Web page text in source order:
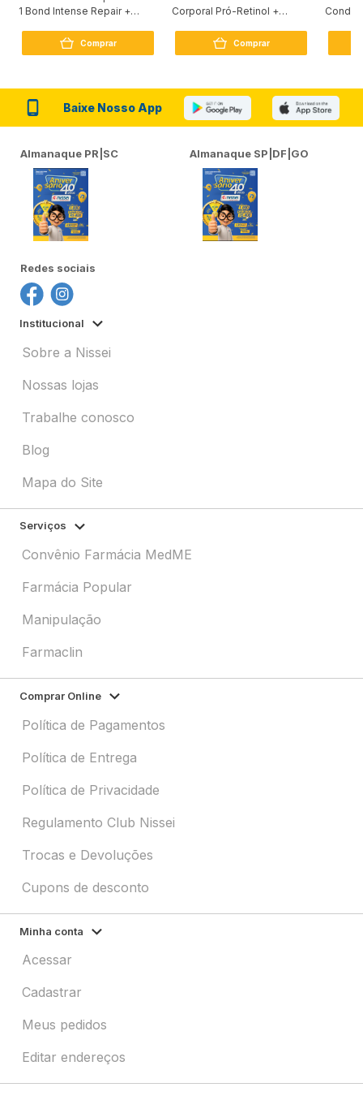
1 Bond Intense Repair +
Comprar
Corporal Pró-Retinol +
Comprar
Baixe Nosso App
Almanaque PR|SC Almanaque SP|DF|GO
Redes sociais
Institucional
Sobre a Nissei
Nossas lojas
Trabalhe conosco
Blog
Mapa do Site
Serviços
Convênio Farmácia MedME
Farmácia Popular
Manipulação
Farmaclin
Comprar Online
Política de Pagamentos
Política de Entrega
Política de Privacidade
Regulamento Club Nissei
Trocas e Devoluções
Cupons de desconto
Minha conta
Acessar
Cadastrar
Meus pedidos
Editar endereços